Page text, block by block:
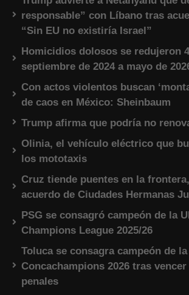
responsable” con Líbano tras
“Sin EU no existiría Israel”
Homicidios dolosos se redujeron
septiembre de 2024 a mayo de
Con actos violentos buscan
de caos en México: Sheinbaum
Trump afirma que podría no
Olinia, el vehículo eléctrico que
los mototaxis
Cruz tiende puentes en la
acuerdo de Ciudades Hermanas
PSG se consagró campeón de la
Champions League 2025/26
Toluca se consagra campeón de la
Concachampions 2026 tras
penales